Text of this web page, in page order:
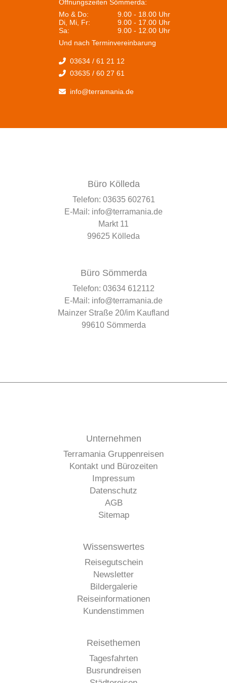
Öffnungszeiten Sömmerda:
Mo & Do:
9.00 - 18.00 Uhr
Di, Mi, Fr:
9.00 - 17.00 Uhr
Sa:
9.00 - 12.00 Uhr
Und nach Terminvereinbarung
03634 / 61 21 12
03635 / 60 27 61
info@terramania.de
Büro Kölleda
Telefon: 03635 602761
E-Mail: info@terramania.de
Markt 11
99625 Kölleda
Büro Sömmerda
Telefon: 03634 612112
E-Mail: info@terramania.de
Mainzer Straße 20/im Kaufland
99610 Sömmerda
Unternehmen
Terramania Gruppenreisen
Kontakt und Bürozeiten
Impressum
Datenschutz
AGB
Sitemap
Wissenswertes
Reisegutschein
Newsletter
Bildergalerie
Reiseinformationen
Kundenstimmen
Reisethemen
Tagesfahrten
Busrundreisen